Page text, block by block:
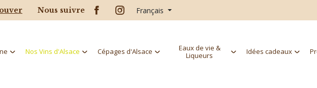
Nous suivre Français
Nos Vins d'Alsace Cépages d'Alsace
Eaux de vie &
Liqueurs
Idées cadeaux